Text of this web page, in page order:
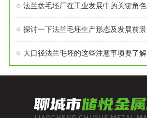
法兰盘毛坯厂在工业发展中的关键角色
探讨一下法兰毛坯生产形态及发展前景
大口径法兰毛坯的这些注意事项要了解